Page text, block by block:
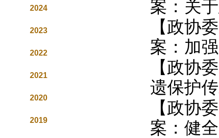
2024
2023
2022
2021
2020
2019
案：关
【政协
案：加
【政协
遗保护
【政协
案：健